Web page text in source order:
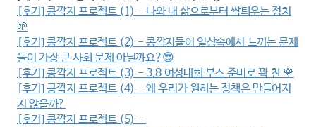
[후기] 콩깍지 프로젝트 (1) - 나와 내 삶으로부터 싹틔우는 정치
🌱
[후기] 콩깍지 프로젝트 (2) - 콩깍지들이 일상속에서 느끼는 문제
들이 가장 큰 사회 문제 아닐까요?😎
[후기] 콩깍지 프로젝트 (3) - 3.8 여성대회 부스 준비로 꽉 찬 🌹
[후기] 콩깍지 프로젝트 (4) - 왜 우리가 원하는 정책은 만들어지
지 않을까?
[후기] 콩깍지 프로젝트 (5) -